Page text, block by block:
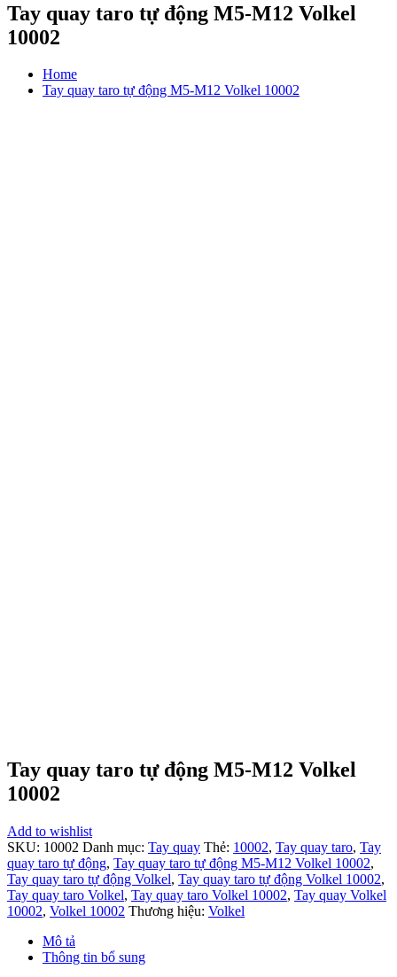
Tay quay taro tự động M5-M12 Volkel
10002
Home
Tay quay taro tự động M5-M12 Volkel 10002
Tay quay taro tự động M5-M12 Volkel
10002
Add to wishlist
SKU: 10002 Danh mục: Tay quay Thẻ: 10002, Tay quay taro, Tay
quay taro tự động, Tay quay taro tự động M5-M12 Volkel 10002,
Tay quay taro tự động Volkel, Tay quay taro tự động Volkel 10002,
Tay quay taro Volkel, Tay quay taro Volkel 10002, Tay quay Volkel
10002, Volkel 10002 Thương hiệu: Volkel
Mô tả
Thông tin bổ sung